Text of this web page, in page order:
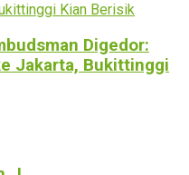
Digedor:
Jakarta, Bukittinggi